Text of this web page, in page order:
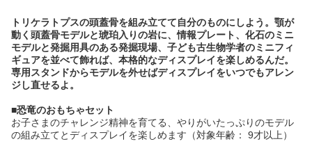
トリケラトプスの頭蓋骨を組み立てて自分のものにしよう。顎が
動く頭蓋骨モデルと琥珀入りの岩に、情報プレート、化石のミニ
モデルと発掘用具のある発掘現場、子ども古生物学者のミニフィ
ギュアを並べて飾れば、本格的なディスプレイを楽しめるんだ。
専用スタンドからモデルを外せばディスプレイをいつでもアレン
ジし直せるよ。
■恐竜のおもちゃセット
お子さまのチャレンジ精神を育てる、やりがいたっぷりのモデル
の組み立てとディスプレイを楽しめます（対象年齢： 9才以上）